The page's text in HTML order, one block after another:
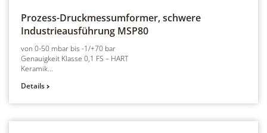
Prozess-Druckmessumformer, schwere
Industrieausführung MSP80
von 0-50 mbar bis -1/+70 bar
Genauigkeit Klasse 0,1 FS – HART
Keramik...
Details